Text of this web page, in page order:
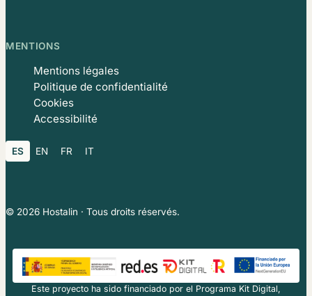
MENTIONS
Mentions légales
Politique de confidentialité
Cookies
Accessibilité
ES EN FR IT
© 2026 Hostalin · Tous droits réservés.
Este proyecto ha sido financiado por el Programa Kit Digital,